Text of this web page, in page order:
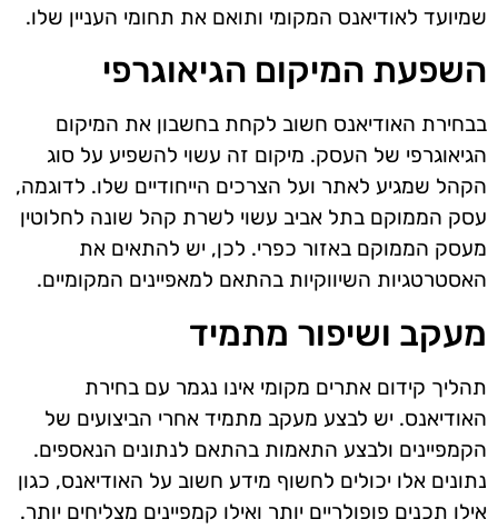
שמיועד לאודיאנס המקומי ותואם את תחומי העניין שלו.
השפעת המיקום הגיאוגרפי
בבחירת האודיאנס חשוב לקחת בחשבון את המיקום
הגיאוגרפי של העסק. מיקום זה עשוי להשפיע על סוג
הקהל שמגיע לאתר ועל הצרכים הייחודיים שלו. לדוגמה,
עסק הממוקם בתל אביב עשוי לשרת קהל שונה לחלוטין
מעסק הממוקם באזור כפרי. לכן, יש להתאים את
האסטרטגיות השיווקיות בהתאם למאפיינים המקומיים.
מעקב ושיפור מתמיד
תהליך קידום אתרים מקומי אינו נגמר עם בחירת
האודיאנס. יש לבצע מעקב מתמיד אחרי הביצועים של
הקמפיינים ולבצע התאמות בהתאם לנתונים הנאספים.
נתונים אלו יכולים לחשוף מידע חשוב על האודיאנס, כגון
אילו תכנים פופולריים יותר ואילו קמפיינים מצליחים יותר.